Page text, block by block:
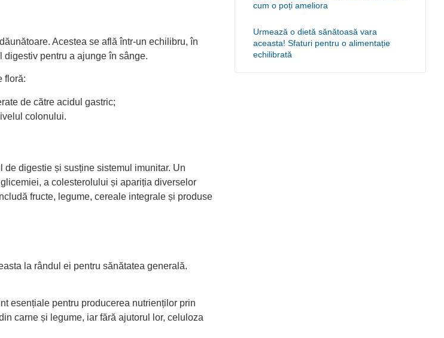
Acestea se află într-un echilibru, în
pentru a ajunge în sânge.
floră:
de către acidul gastric;
colonului.
digestie și susține sistemul imunitar. Un
a colesterolului și apariția diverselor
fructe, legume, cereale integrale și produse
la rândul ei pentru sănătatea generală.
esențiale pentru producerea nutrienților prin
carne și legume, iar fără ajutorul lor, celuloza
cum o poți ameliora
Urmează o dietă sănătoasă vara
aceasta! Sfaturi pentru o alimentație
echilibrată